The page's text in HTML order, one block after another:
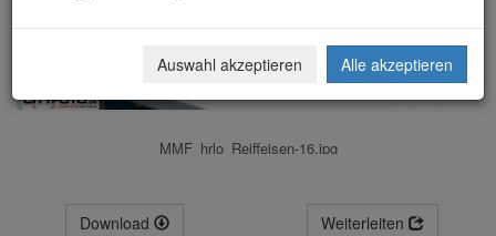
MMF_hrlo_Reiffeisen-16.jpg
Download Weiterleiten
Auswahl akzeptieren Alle akzeptieren